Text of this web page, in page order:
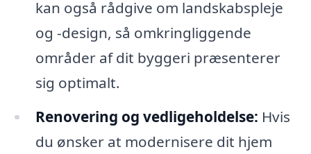
kan også rådgive om landskabspleje
og -design, så omkringliggende
områder af dit byggeri præsenterer
sig optimalt.
Renovering og vedligeholdelse: Hvis
du ønsker at modernisere dit hjem